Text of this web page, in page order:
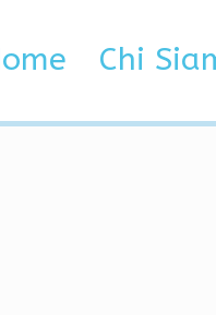
Chi
oslo